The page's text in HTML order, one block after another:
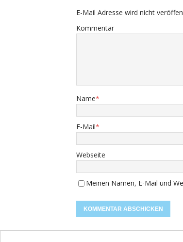
E-Mail Adresse wird nicht
Kommentar
Name*
E-Mail*
Webseite
Meinen Namen, E-Mail und